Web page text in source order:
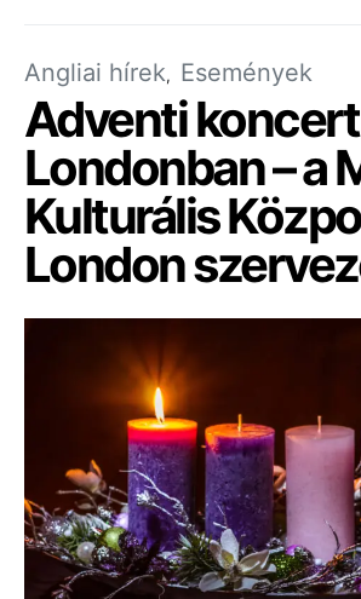
Angliai hírek Események
Adventi koncert
Londonban – a
Kulturális
London